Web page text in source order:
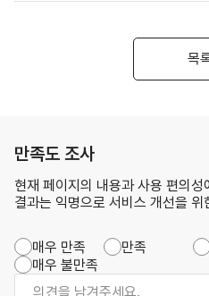
목
만족도 조사
현재 페이지의 내용과 사용 편의
결과는 익명으로 서비스 개선을
매우 만족 만족
매우 불만족